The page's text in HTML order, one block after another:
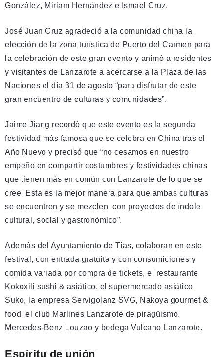
González, Miriam Hernández e Ismael Cruz.
José Juan Cruz agradeció a la comunidad china la
elección de la zona turística de Puerto del Carmen para
la celebración de este gran evento y animó a residentes
y visitantes de Lanzarote a acercarse a la Plaza de las
Naciones el día 31 de agosto “para disfrutar de este
gran encuentro de culturas y comunidades”.
Jaime Jiang recordó que este evento es la segunda
festividad más famosa que se celebra en China tras el
Año Nuevo y precisó que “no cesamos en nuestro
empeño en compartir costumbres y festividades chinas
que tienen más en común con Lanzarote de lo que se
cree. Esta es la mejor manera para que ambas culturas
se encuentren y se mezclen, con proyectos de índole
cultural, social y gastronómico”.
Además del Ayuntamiento de Tías, colaboran en este
festival, con entrada gratuita y con consumiciones y
comida variada por compra de tickets, el restaurante
Kokoxili sushi & asiático, el supermercado asiático
Suko, la empresa Servigolanz SVG, Nakoya gourmet &
food, el club Marlines Lanzarote de piragüismo,
Mercedes-Benz Louzao y bodega Vulcano Lanzarote.
Espíritu de unión